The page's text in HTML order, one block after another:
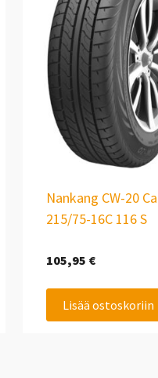
Nankang CW-20
215/75-16C 116 S
105,95 €
Lisää ostoskoriin